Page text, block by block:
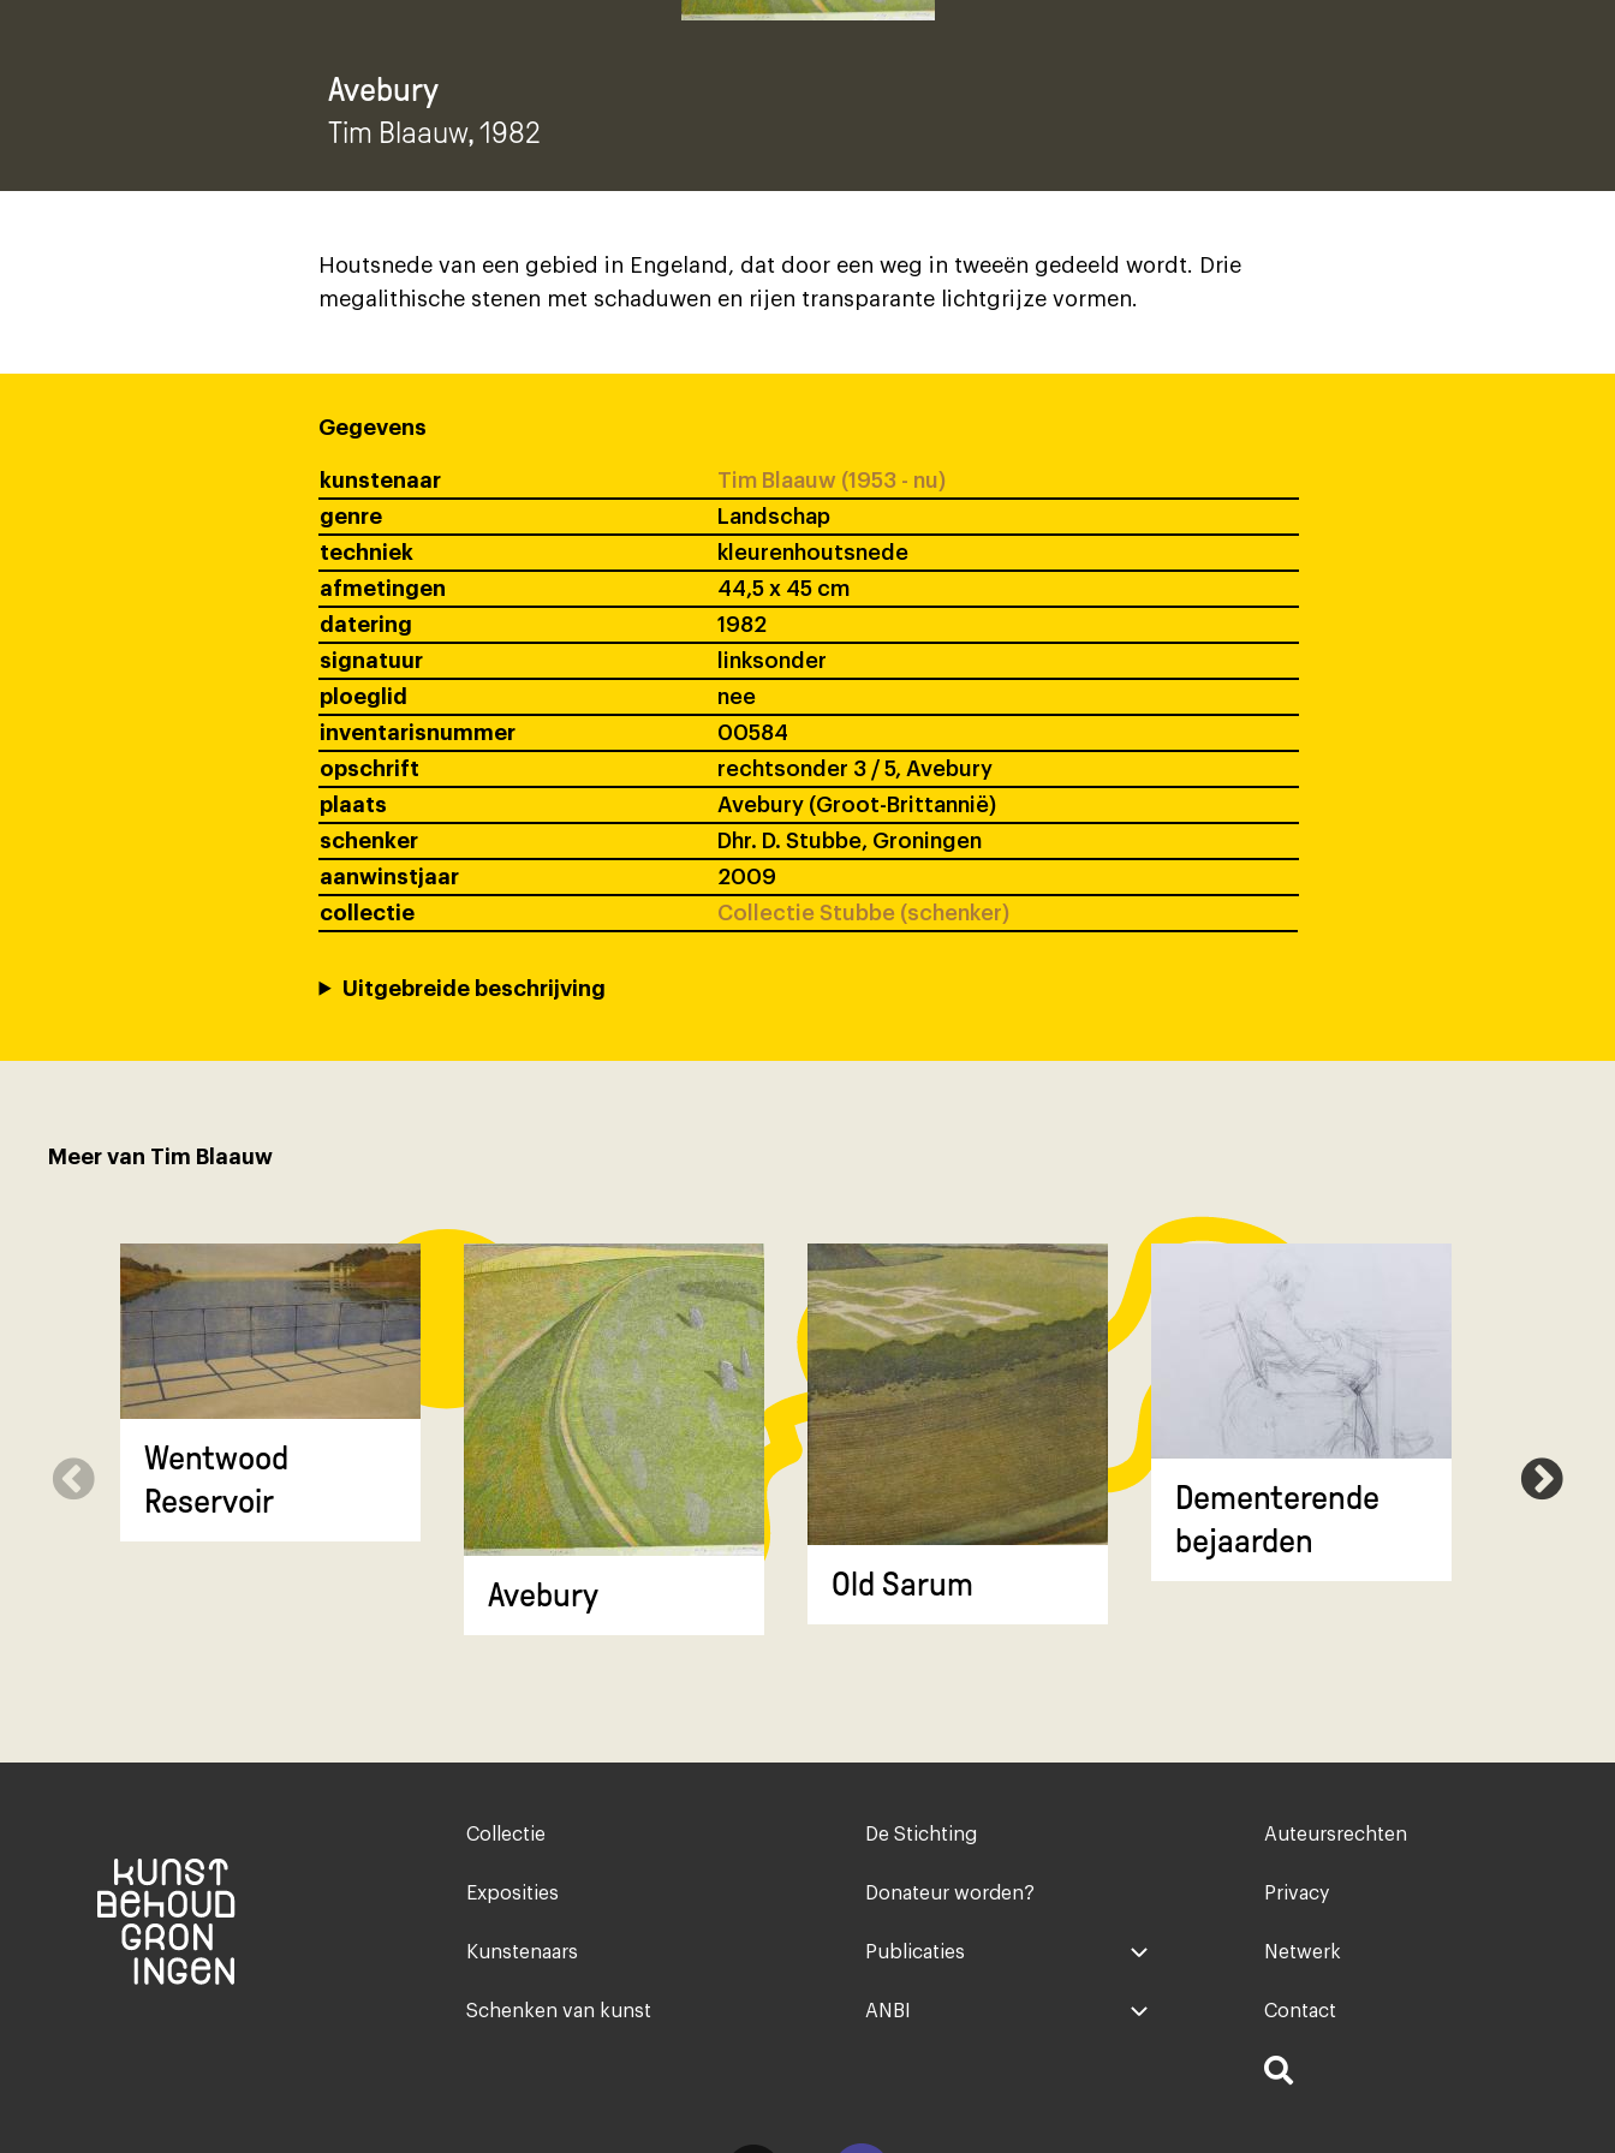
Avebury
Tim Blaauw, 1982
Houtsnede van een gebied in Engeland, dat door een weg in tweeën gedeeld wordt. Drie
megalithische stenen met schaduwen en rijen transparante lichtgrijze vormen.
Gegevens
kunstenaar
Tim Blaauw (1953 - nu)
genre
Landschap
techniek
kleurenhoutsnede
afmetingen
44,5 x 45 cm
datering
1982
signatuur
linksonder
ploeglid
nee
inventarisnummer
00584
opschrift
rechtsonder 3 / 5, Avebury
plaats
Avebury (Groot-Brittannië)
schenker
Dhr. D. Stubbe, Groningen
aanwinstjaar
2009
collectie
Collectie Stubbe (schenker)
Uitgebreide beschrijving
Meer van Tim Blaauw
Wentwood
Reservoir
Avebury Old Sarum
Dementerende
bejaarden
Footer-
Collectie
Exposities
Kunstenaars
Schenken van kunst
Voet
De Stichting
Donateur worden?
Publicaties
ANBI
Voet
Auteursrechten
Privacy
Netwerk
Contact